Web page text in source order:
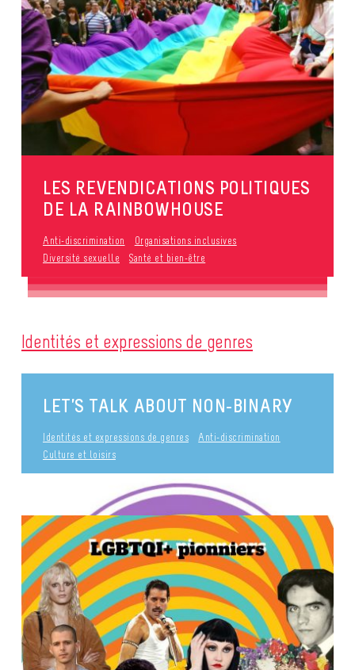
LES REVENDICATIONS POLITIQUES
DE LA RAINBOWHOUSE
Anti-discrimination
Organisations inclusives
Diversité sexuelle
Santé et bien-être
Identités et expressions de genres
LET’S TALK ABOUT NON-BINARY
Identités et expressions de genres
Anti-discrimination
Culture et loisirs